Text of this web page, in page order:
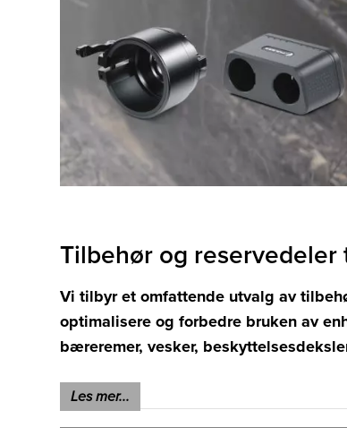
Tilbehør og
Vi tilbyr et omfattende utvalg av
optimalisere og forbedre bruken av
bæreremer, vesker,
Med vårt utvalg av tilbehør og
sikre at de fungerer optimalt og varer
Les mer...